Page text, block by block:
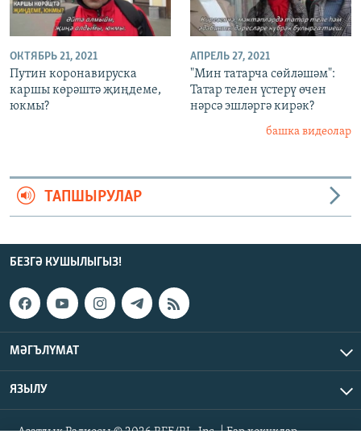
ОКТЯБРЬ 21, 2021
Путин коронавируска
каршы көрәштә җиңдеме,
юкмы?
АПРЕЛЬ 27, 2021
"Мин татарча сөйләшәм":
Татар телен үстерү өчен
нәрсә эшләргә кирәк?
башка видеолар
ТАПШЫРУЛАР
БЕЗГӘ КУШЫЛЫГЫЗ!
МӘГЪЛҮМАТ
ЯЗЫЛУ
Азатлык Радиосы © 2026 RFE/RL, Inc. | Бар хокуклар